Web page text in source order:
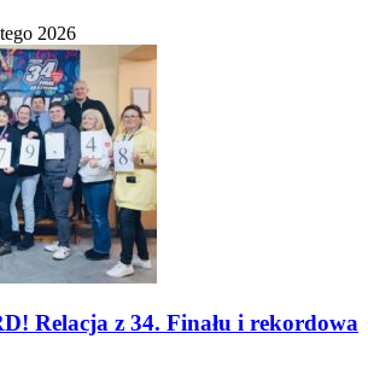
2026
Relacja z 34. Finału i rekordowa